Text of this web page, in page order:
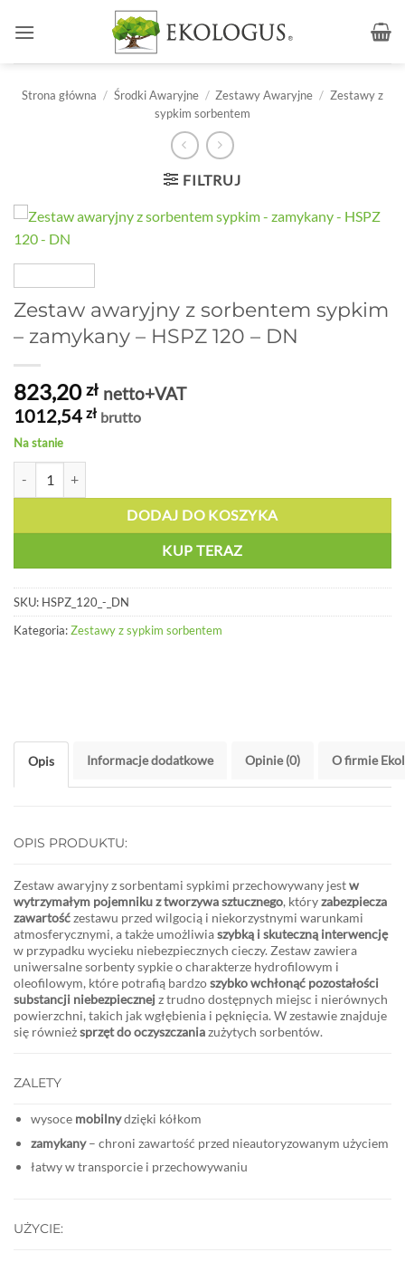
Strona główna / Środki Awaryjne / Zestawy Awaryjne / Zestawy z
sypkim sorbentem
FILTRUJ
Zestaw awaryjny z sorbentem sypkim
– zamykany – HSPZ 120 – DN
823,20zł netto+VAT
1012,54 zł brutto
Na stanie
DODAJ DO KOSZYKA
KUP TERAZ
SKU: HSPZ_120_-_DN
Kategoria:Zestawy z sypkim sorbentem
Opis Informacje dodatkowe Opinie (0) O firmie
OPIS PRODUKTU:
Zestaw awaryjny z sorbentami sypkimi przechowywany jestw
wytrzymałym pojemniku z tworzywa sztucznego, któryzabezpiecza
zawartośćzestawu przed wilgocią i niekorzystnymi warunkami
atmosferycznymi, a także umożliwiaszybką i skuteczną interwencję
w przypadku wycieku niebezpiecznych cieczy. Zestaw zawiera
uniwersalne sorbenty sypkie o charakterze hydrofilowym i
oleofilowym, które potrafią bardzoszybko wchłonąć pozostałości
substancji niebezpiecznejz trudno dostępnych miejsc i nierównych
powierzchni, takich jak wgłębienia i pęknięcia. W zestawie znajduje
się równieżsprzęt do oczyszczaniazużytych sorbentów.
ZALETY
wysoce mobilnydzięki kółkom
zamykany– chroni zawartość przed nieautoryzowanym użyciem
łatwy w transporcie i przechowywaniu
UŻYCIE: